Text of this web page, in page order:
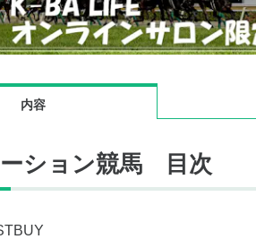
内容
ション競馬 目次